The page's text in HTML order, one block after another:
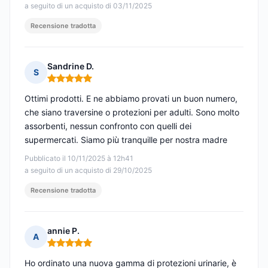
a seguito di un acquisto di 03/11/2025
Recensione tradotta
S
Sandrine D.
Nota: 5 su 5
Pubblicato il 10/11/2025 à 12h41
a seguito di un acquisto di 29/10/2025
Ottimi prodotti. E ne abbiamo provati un buon numero,
che siano traversine o protezioni per adulti. Sono molto
assorbenti, nessun confronto con quelli dei
supermercati. Siamo più tranquille per nostra madre
Recensione tradotta
A
annie P.
Nota: 5 su 5
Ho ordinato una nuova gamma di protezioni urinarie, è